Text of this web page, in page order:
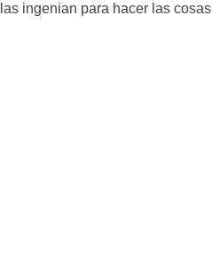
ingenian para hacer las cosas